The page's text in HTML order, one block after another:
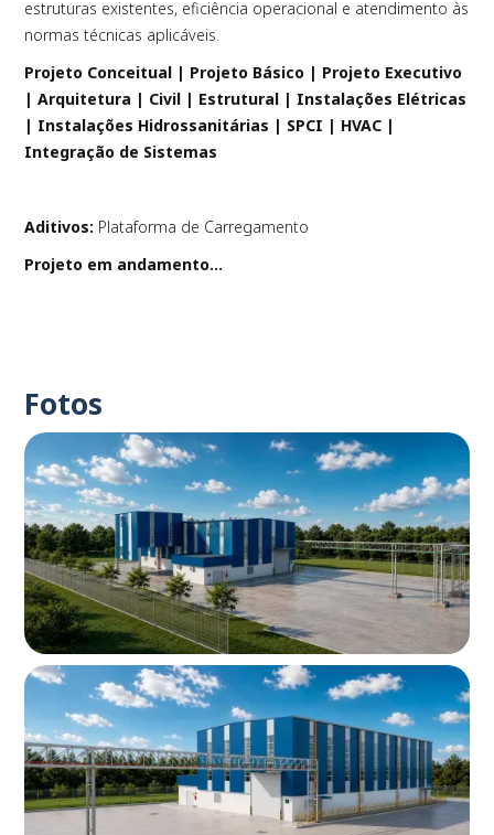
estruturas existentes, eficiência operacional e atendimento às
normas técnicas aplicáveis.
Projeto Conceitual | Projeto Básico | Projeto Executivo
| Arquitetura | Civil | Estrutural | Instalações Elétricas
| Instalações Hidrossanitárias | SPCI | HVAC |
Integração de Sistemas
Aditivos: Plataforma de Carregamento
Projeto em andamento...
Fotos